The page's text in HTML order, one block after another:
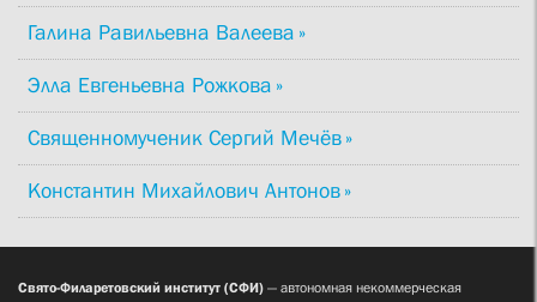
Галина Равильевна Валеева
Элла Евгеньевна Рожкова
Священномученик Сергий Мечёв
Константин Михайлович Антонов
Свято-Филаретовский институт (СФИ) — автономная некоммерческая